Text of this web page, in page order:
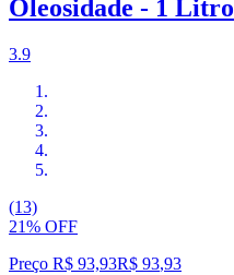
Oleosidade - 1 Litro
3.9
(13)
21% OFF
Preço R$ 93,93R$ 93,93